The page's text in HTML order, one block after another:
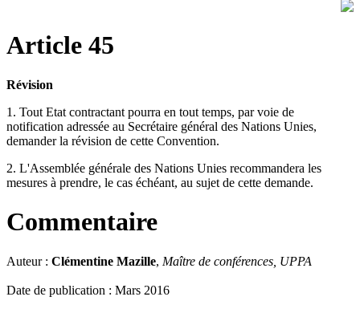
Article 45
Révision
1. Tout Etat contractant pourra en tout temps, par voie de
notification adressée au Secrétaire général des Nations Unies,
demander la révision de cette Convention.
2. L'Assemblée générale des Nations Unies recommandera les
mesures à prendre, le cas échéant, au sujet de cette demande.
Commentaire
Auteur : Clémentine Mazille, Maître de conférences, UPPA
Date de publication : Mars 2016